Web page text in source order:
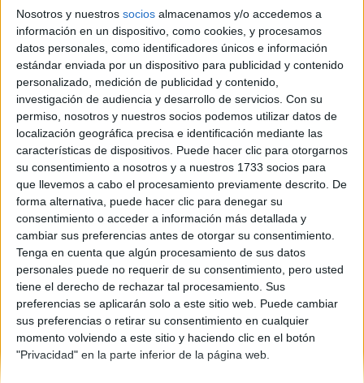
Nosotros y nuestros socios almacenamos y/o accedemos a
información en un dispositivo, como cookies, y procesamos
datos personales, como identificadores únicos e información
estándar enviada por un dispositivo para publicidad y contenido
personalizado, medición de publicidad y contenido,
investigación de audiencia y desarrollo de servicios. Con su
permiso, nosotros y nuestros socios podemos utilizar datos de
localización geográfica precisa e identificación mediante las
características de dispositivos. Puede hacer clic para otorgarnos
su consentimiento a nosotros y a nuestros 1733 socios para
que llevemos a cabo el procesamiento previamente descrito. De
forma alternativa, puede hacer clic para denegar su
consentimiento o acceder a información más detallada y
cambiar sus preferencias antes de otorgar su consentimiento.
Tenga en cuenta que algún procesamiento de sus datos
personales puede no requerir de su consentimiento, pero usted
tiene el derecho de rechazar tal procesamiento. Sus
preferencias se aplicarán solo a este sitio web. Puede cambiar
sus preferencias o retirar su consentimiento en cualquier
momento volviendo a este sitio y haciendo clic en el botón
"Privacidad" en la parte inferior de la página web.
Comunidad:
País Vasco
Año del examen:
2013
Mes de examen:
Julio
Asignatura:
Cultura Audiovisual
Descripción del fichero:
Examen y criterios de corrección
Fichero Examen:
ex-men-selectividad-cultura-audiovisual-pa-s-vasco-2013-
julio.pdf
Quiénes somos|Contactar|Anúnciate
Aviso legal|Politica de privacidad|Condiciones generales